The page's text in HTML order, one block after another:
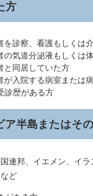
方
を診察、看護もしくは
の気道分泌液もしくは
と同居していた方
が入院する病室または
診歴がある方
ア半島またはそ
邦、イエメン、イラ
ど